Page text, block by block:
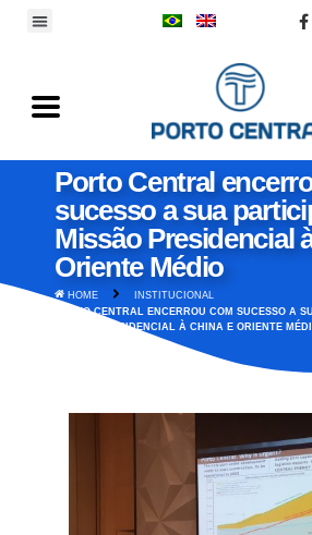
Porto Central
sucesso a sua
Missão Presidencial
Oriente Médio
HOME
INSTITUCIONAL
PORTO CENTRAL ENCERROU COM SUCESSO A
MISSÃO PRESIDENCIAL À CHINA E ORIENTE